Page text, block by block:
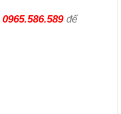
0965.586.589để